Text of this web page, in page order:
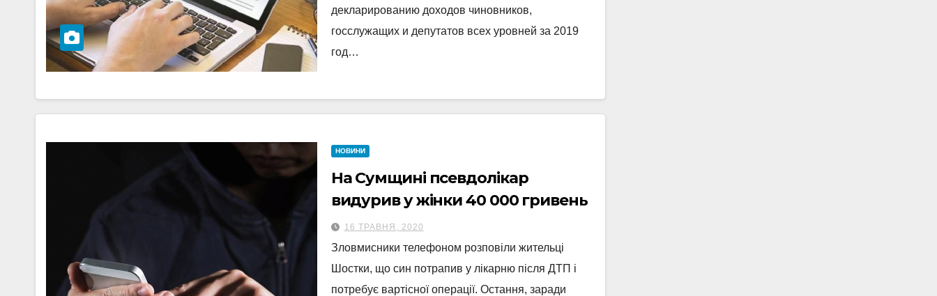
декларированию доходов чиновников,
госслужащих и депутатов всех уровней за 2019
год…
НОВИНИ
На Сумщині псевдолікар
видурив у жінки 40 000 гривень
16 ТРАВНЯ, 2020
Зловмисники телефоном розповіли жительці
Шостки, що син потрапив у лікарню після ДТП і
потребує вартісної операції. Остання, заради